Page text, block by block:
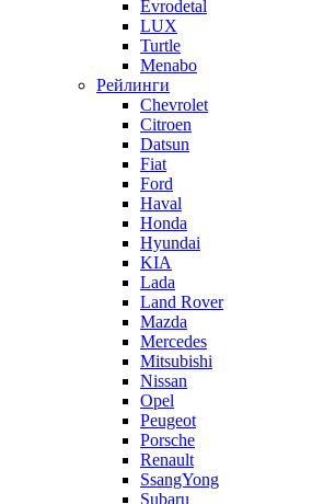
Evrodetal
LUX
Turtle
Menabo
Рейлинги
Chevrolet
Citroen
Datsun
Fiat
Ford
Haval
Honda
Hyundai
KIA
Lada
Land Rover
Mazda
Mercedes
Mitsubishi
Nissan
Opel
Peugeot
Porsche
Renault
SsangYong
Subaru